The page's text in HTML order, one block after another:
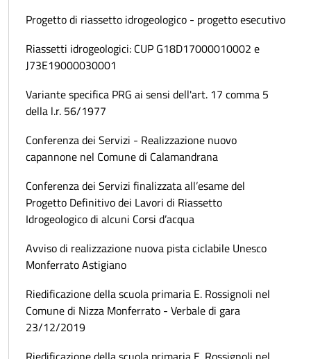
Progetto di riassetto idrogeologico - progetto esecutivo
Riassetti idrogeologici: CUP G18D17000010002 e
J73E19000030001
Variante specifica PRG ai sensi dell'art. 17 comma 5
della l.r. 56/1977
Conferenza dei Servizi - Realizzazione nuovo
capannone nel Comune di Calamandrana
Conferenza dei Servizi finalizzata all’esame del
Progetto Definitivo dei Lavori di Riassetto
Idrogeologico di alcuni Corsi d’acqua
Avviso di realizzazione nuova pista ciclabile Unesco
Monferrato Astigiano
Riedificazione della scuola primaria E. Rossignoli nel
Comune di Nizza Monferrato - Verbale di gara
23/12/2019